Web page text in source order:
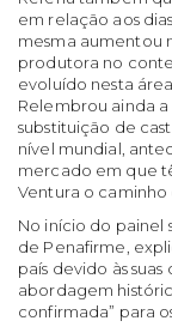
em relação aos
mesma aumentou
produtora no
evoluído nesta
Relembrou ainda
substituição de
nível mundial,
mercado em que
Ventura o caminho
No início do painel
de Penafirme,
país devido às
abordagem
confirmada” para